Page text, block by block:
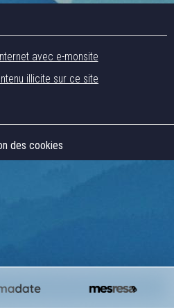
avec e-monsite
illicite sur ce site
des cookies